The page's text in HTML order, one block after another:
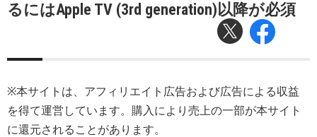
るにはApple TV (3rd generation)以降が必須
※本サイトは、アフィリエイト広告および広告による収益
を得て運営しています。購入により売上の一部が本サイト
に還元されることがあります。